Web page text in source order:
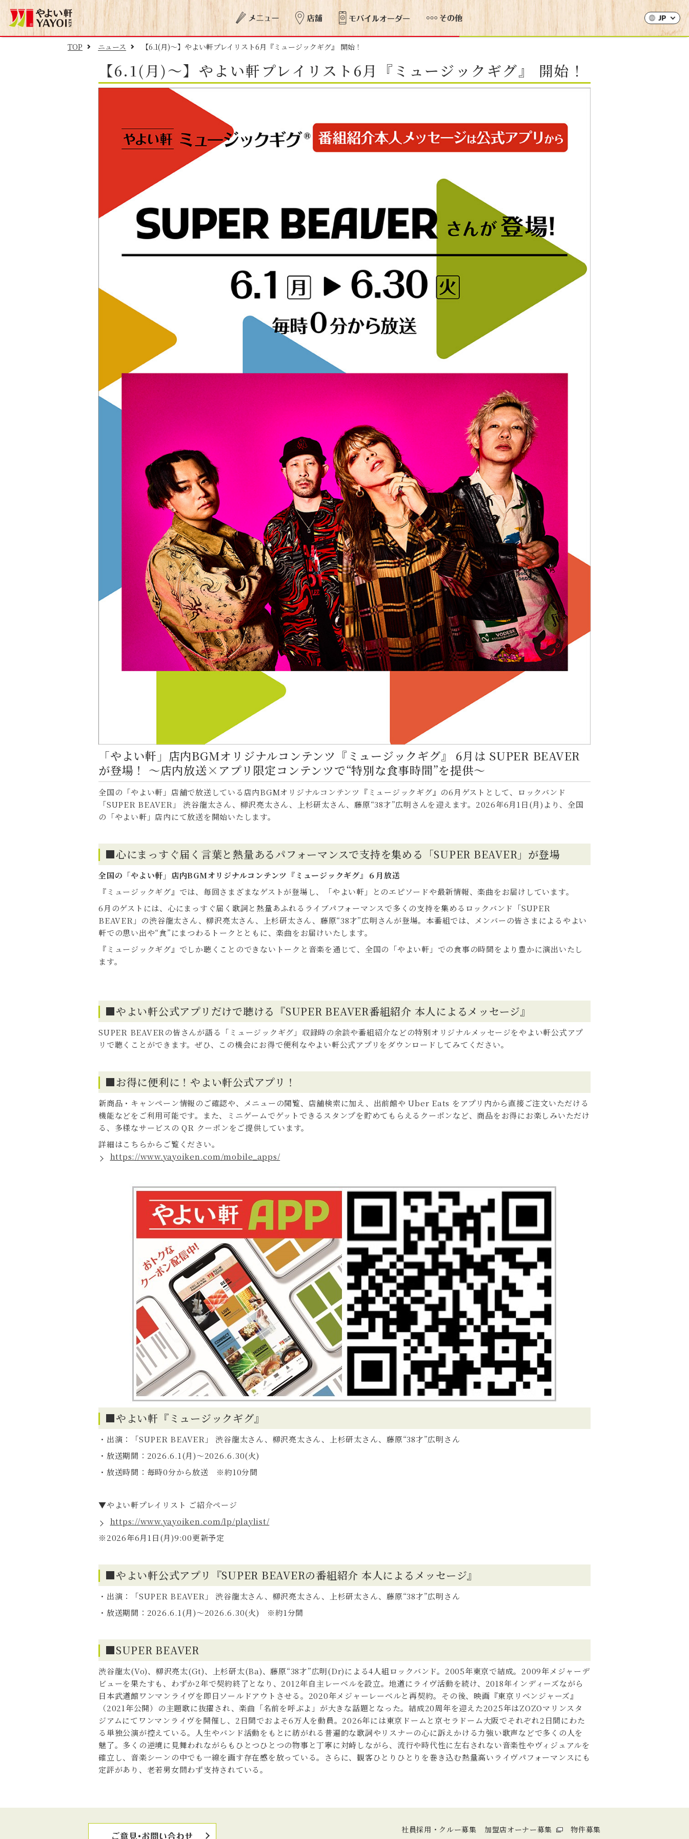
JP
TOP ニュース 【6.1(月)～】やよい軒プレイリスト6月『ミュージックギグ』 開始！
【6.1(月)～】やよい軒プレイリスト6月『ミュージックギグ』 開始！
「やよい軒」店内BGMオリジナルコンテンツ『ミュージックギグ』 6月は SUPER BEAVER
が登場！ ～店内放送×アプリ限定コンテンツで“特別な食事時間”を提供～
全国の「やよい軒」店舗で放送している店内BGMオリジナルコンテンツ『ミュージックギグ』の6月ゲストとして、ロックバンド
「SUPER BEAVER」 渋谷龍太さん、柳沢亮太さん、上杉研太さん、藤原“38才”広明さんを迎えます。2026年6月1日(月)より、全国
の「やよい軒」店内にて放送を開始いたします。
■心にまっすぐ届く言葉と熱量あるパフォーマンスで支持を集める「SUPER BEAVER」が登場
全国の「やよい軒」店内BGMオリジナルコンテンツ『ミュージックギグ』６月放送
『ミュージックギグ』では、毎回さまざまなゲストが登場し、「やよい軒」とのエピソードや最新情報、楽曲をお届けしています。
6月のゲストには、心にまっすぐ届く歌詞と熱量あふれるライブパフォーマンスで多くの支持を集めるロックバンド「SUPER
BEAVER」の渋谷龍太さん、柳沢亮太さん、上杉研太さん、藤原“38才”広明さんが登場。本番組では、メンバーの皆さまによるやよい
軒での思い出や“食”にまつわるトークとともに、楽曲をお届けいたします。
『ミュージックギグ』でしか聴くことのできないトークと音楽を通じて、全国の「やよい軒」での食事の時間をより豊かに演出いたし
ます。
■やよい軒公式アプリだけで聴ける『SUPER BEAVER番組紹介 本人によるメッセージ』
SUPER BEAVERの皆さんが語る「ミュージックギグ」収録時の余談や番組紹介などの特別オリジナルメッセージをやよい軒公式アプ
リで聴くことができます。ぜひ、この機会にお得で便利なやよい軒公式アプリをダウンロードしてみてください。
■お得に便利に！やよい軒公式アプリ！
新商品・キャンペーン情報のご確認や、メニューの閲覧、店舗検索に加え、出前館や Uber Eats をアプリ内から直接ご注文いただける
機能などをご利用可能です。また、ミニゲームでゲットできるスタンプを貯めてもらえるクーポンなど、商品をお得にお楽しみいただけ
る、多様なサービスの QR クーポンをご提供しています。
詳細はこちらからご覧ください。
https://www.yayoiken.com/mobile_apps/
■やよい軒『ミュージックギグ』
・出演：「SUPER BEAVER」 渋谷龍太さん、柳沢亮太さん、上杉研太さん、藤原“38才”広明さん
・放送期間：2026.6.1(月)～2026.6.30(火)
・放送時間：毎時0分から放送 ※約10分間
▼やよい軒プレイリスト ご紹介ページ
https://www.yayoiken.com/lp/playlist/
※2026年6月1日(月)9:00更新予定
■やよい軒公式アプリ『SUPER BEAVERの番組紹介 本人によるメッセージ』
・出演：「SUPER BEAVER」 渋谷龍太さん、柳沢亮太さん、上杉研太さん、藤原“38才”広明さん
・放送期間：2026.6.1(月)～2026.6.30(火) ※約1分間
■SUPER BEAVER
渋谷龍太(Vo)、柳沢亮太(Gt)、上杉研太(Ba)、藤原“38才”広明(Dr)による4人組ロックバンド。2005年東京で結成。2009年メジャーデ
ビューを果たすも、わずか2年で契約終了となり、2012年自主レーベルを設立。地道にライヴ活動を続け、2018年インディーズながら
日本武道館ワンマンライヴを即日ソールドアウトさせる。2020年メジャーレーベルと再契約。その後、映画『東京リベンジャーズ』
（2021年公開）の主題歌に抜擢され、楽曲「名前を呼ぶよ」が大きな話題となった。結成20周年を迎えた2025年はZOZOマリンスタ
ジアムにてワンマンライヴを開催し、2日間でおよそ6万人を動員。2026年には東京ドームと京セラドーム大阪でそれぞれ2日間にわた
る単独公演が控えている。人生やバンド活動をもとに紡がれる普遍的な歌詞やリスナーの心に訴えかける力強い歌声などで多くの人を
魅了。多くの逆境に見舞われながらもひとつひとつの物事と丁寧に対峙しながら、流行や時代性に左右されない音楽性やヴィジュアルを
確立し、音楽シーンの中でも一線を画す存在感を放っている。さらに、観客ひとりひとりを巻き込む熱量高いライヴパフォーマンスにも
定評があり、老若男女問わず支持されている。
社員採用・クルー募集 加盟店オーナー募集 物件募集